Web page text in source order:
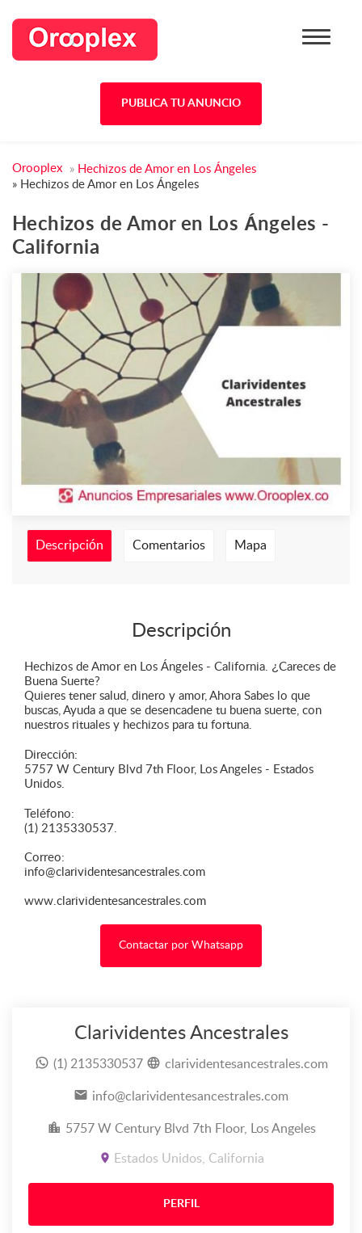
PUBLICA TU ANUNCIO
Orooplex » Hechizos de Amor en Los Ángeles
» Hechizos de Amor en Los Ángeles
Hechizos de Amor en Los Ángeles -
California
Descripción Comentarios Mapa
Descripción
Hechizos de Amor en Los Ángeles - California. ¿Careces de
Buena Suerte?
Quieres tener salud, dinero y amor, Ahora Sabes lo que
buscas, Ayuda a que se desencadene tu buena suerte, con
nuestros rituales y hechizos para tu fortuna.
Dirección:
5757 W Century Blvd 7th Floor, Los Angeles - Estados
Unidos.
Teléfono:
(1) 2135330537.
Correo:
info@clarividentesancestrales.com
www.clarividentesancestrales.com
Contactar por Whatsapp
Clarividentes Ancestrales
(1) 2135330537 clarividentesancestrales.com
info@clarividentesancestrales.com
5757 W Century Blvd 7th Floor, Los Angeles
Estados Unidos, California
PERFIL